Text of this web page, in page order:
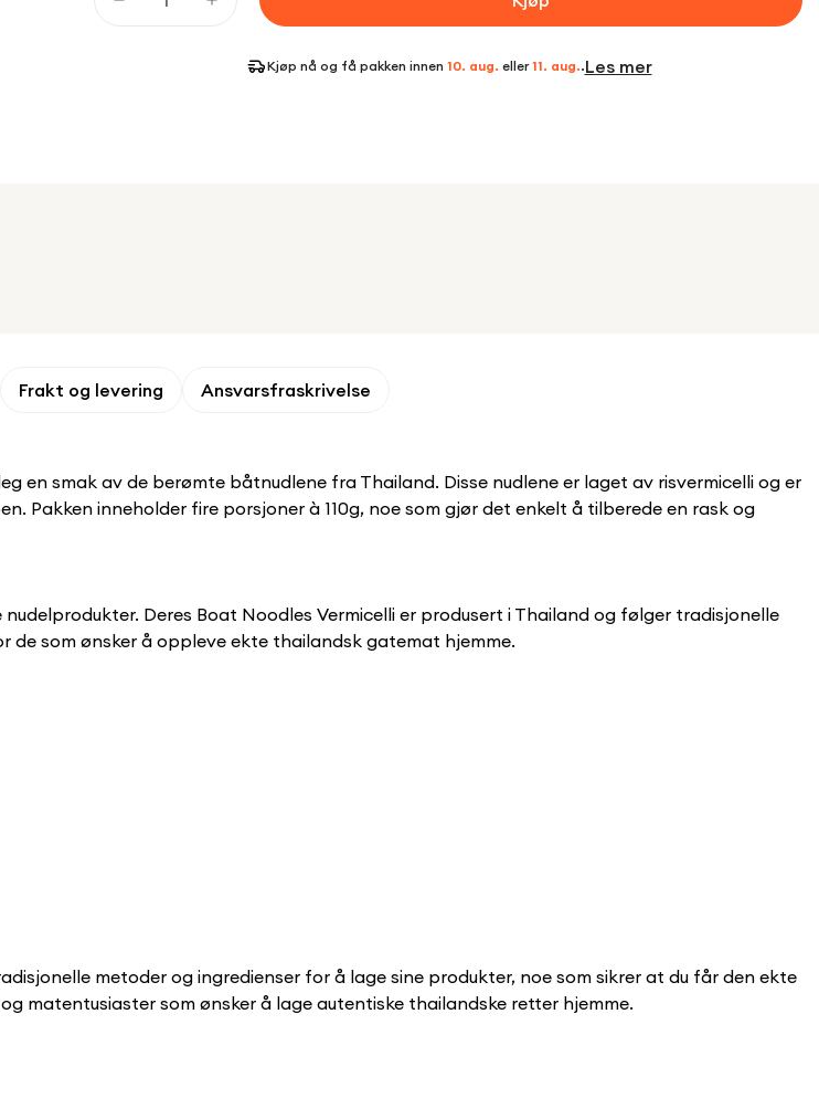
Kjøp nå og få pakken innen 10. aug. eller11. aug..Les mer
Frakt og levering Ansvarsfraskrivelse
en smak av de berømte båtnudlene fra Thailand. Disse nudlene er laget av risvermicelli og er
Pakken inneholder fire porsjoner à 110g, noe som gjør det enkelt å tilberede en rask og
Deres Boat Noodles Vermicelli er produsert i Thailand og følger tradisjonelle
som ønsker å oppleve ekte thailandsk gatemat hjemme.
metoder og ingredienser for å lage sine produkter, noe som sikrer at du får den ekte
matentusiaster som ønsker å lage autentiske thailandske retter hjemme.